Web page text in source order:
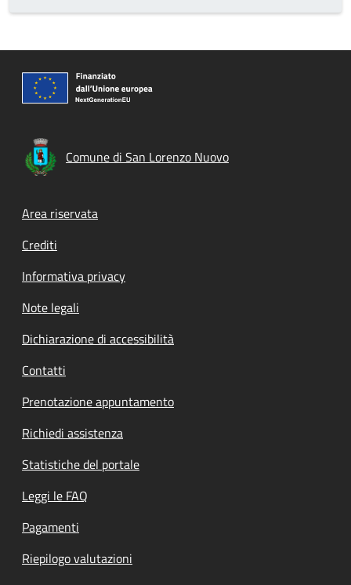
Comune di San Lorenzo Nuovo
Footer menu
Area riservata
Crediti
Informativa privacy
Note legali
Dichiarazione di accessibilità
Contatti
Prenotazione appuntamento
Richiedi assistenza
Statistiche del portale
Leggi le FAQ
Pagamenti
Riepilogo valutazioni